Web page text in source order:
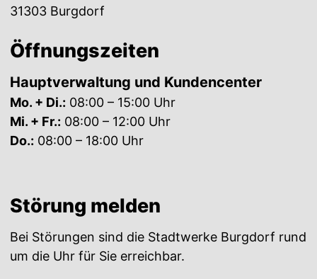
31303 Burgdorf
Öffnungszeiten
Hauptverwaltung und Kundencenter
Mo. + Di.: 08:00 – 15:00 Uhr
Mi. + Fr.: 08:00 – 12:00 Uhr
Do.: 08:00 – 18:00 Uhr
Störung melden
Bei Störungen sind die Stadtwerke Burgdorf rund
um die Uhr für Sie erreichbar.